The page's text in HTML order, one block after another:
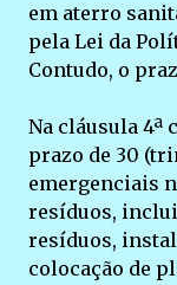
em aterro
pela Lei da
Contudo, o
Na cláusula 4ª
prazo de 30
emergenciais
resíduos,
resíduos,
colocação de